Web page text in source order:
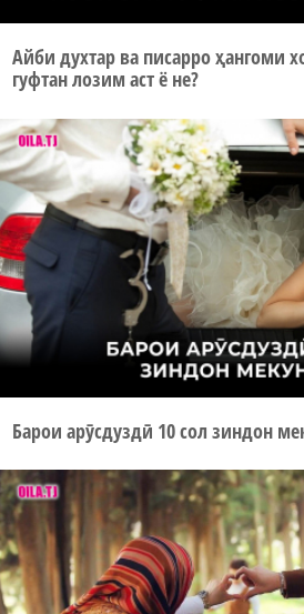
Айби духтар ва писарро ҳангоми
гуфтан лозим аст ё не?
Барои арӯсдуздӣ 10 сол зиндон